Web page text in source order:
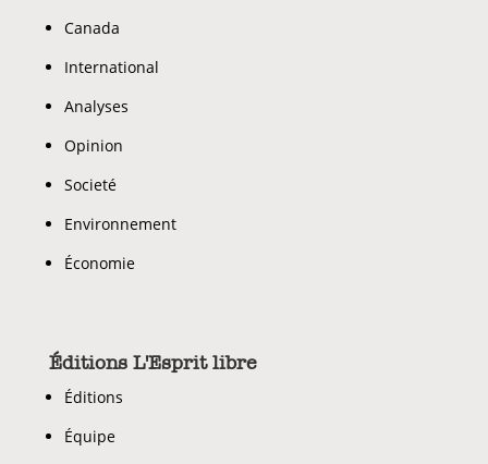
Canada
International
Analyses
Opinion
Societé
Environnement
Économie
Éditions L'Esprit libre
Éditions
Équipe